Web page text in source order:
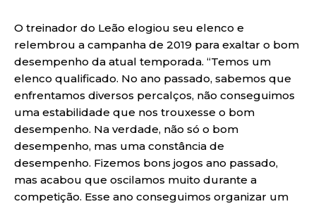
O treinador do Leão elogiou seu elenco e
relembrou a campanha de 2019 para exaltar o bom
desempenho da atual temporada. “Temos um
elenco qualificado. No ano passado, sabemos que
enfrentamos diversos percalços, não conseguimos
uma estabilidade que nos trouxesse o bom
desempenho. Na verdade, não só o bom
desempenho, mas uma constância de
desempenho. Fizemos bons jogos ano passado,
mas acabou que oscilamos muito durante a
competição. Esse ano conseguimos organizar um